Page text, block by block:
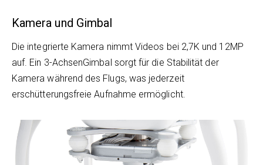
Kamera und Gimbal
Die integrierte Kamera nimmt Videos bei 2,7K und 12MP
auf. Ein 3-AchsenGimbal sorgt für die Stabilität der
Kamera während des Flugs, was jederzeit
erschütterungsfreie Aufnahme ermöglicht.